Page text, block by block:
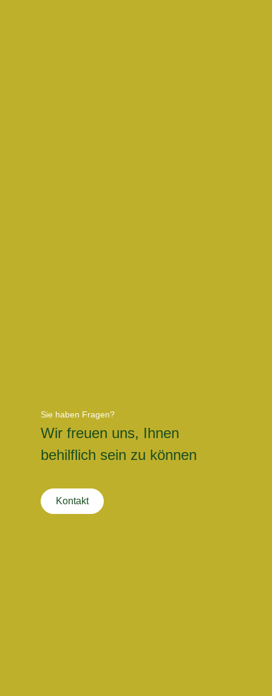
Sie haben Fragen?
Wir freuen uns, Ihnen
behilflich sein zu können
Kontakt